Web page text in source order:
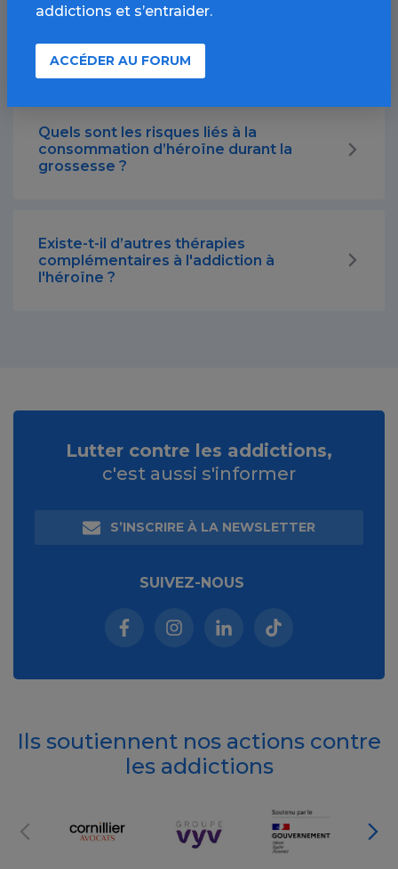
chronique d’héroïne ?
Quels sont les risques liés à la
consommation d’héroïne durant la
grossesse ?
Existe-t-il d’autres thérapies
complémentaires à l'addiction à
l'héroïne ?
addictions et s’entraider.
ACCÉDER AU FORUM
Lutter contre les addictions,
c'est aussi s'informer
S’INSCRIRE À LA NEWSLETTER
SUIVEZ-NOUS
Facebook (nouvelle fenêtre)
Instagram (nouvelle fenêtre)
Linkedin (nouvelle
Tiktok (nouvelle
Ils soutiennent nos actions contre
les addictions